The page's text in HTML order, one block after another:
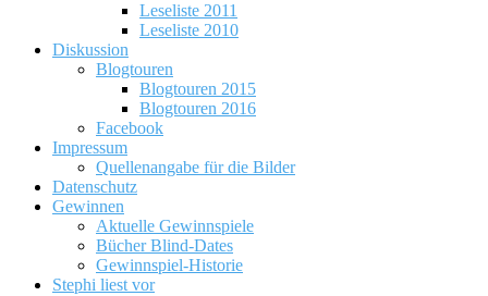
Leseliste 2011
Leseliste 2010
Diskussion
Blogtouren
Blogtouren 2015
Blogtouren 2016
Facebook
Impressum
Quellenangabe für die Bilder
Datenschutz
Gewinnen
Aktuelle Gewinnspiele
Bücher Blind-Dates
Gewinnspiel-Historie
Stephi liest vor